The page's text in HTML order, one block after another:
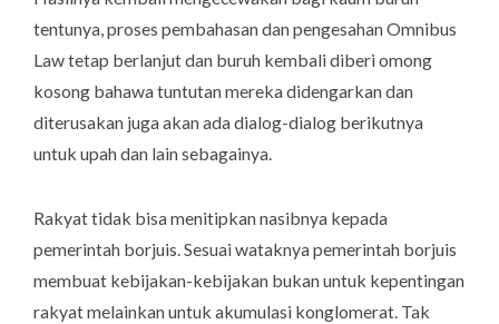
tentunya, proses pembahasan dan pengesahan Omnibus
Law tetap berlanjut dan buruh kembali diberi omong
kosong bahawa tuntutan mereka didengarkan dan
diterusakan juga akan ada dialog-dialog berikutnya
untuk upah dan lain sebagainya.
Rakyat tidak bisa menitipkan nasibnya kepada
pemerintah borjuis. Sesuai wataknya pemerintah borjuis
membuat kebijakan-kebijakan bukanuntuk kepentingan
rakyat melainkan untuk akumulasi konglomerat. Tak